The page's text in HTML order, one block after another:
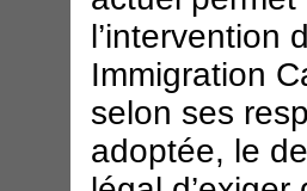
l’intervention
Immigration
selon ses
adoptée, le